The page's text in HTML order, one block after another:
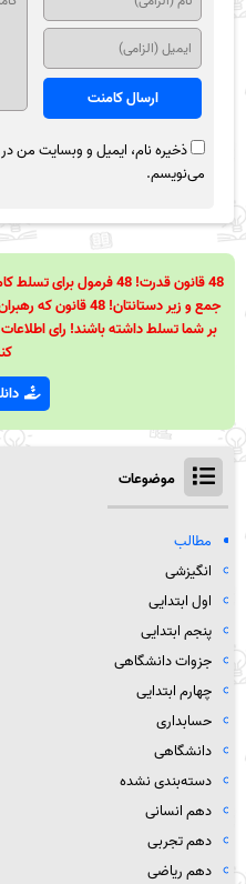
ذخیره نام، ایمیل و وبسایت من در
می‌نویسم.
جمع و زیر دستانتان!
بر شما تسلط داشته باشند! رای
موضوعات
مطالب
انگیزشی
اول ابتدایی
پنجم ابتدایی
جزوات دانشگاهی
چهارم ابتدایی
حسابداری
دانشگاهی
دسته‌بندی نشده
دهم انسانی
دهم تجربی
دهم ریاضی